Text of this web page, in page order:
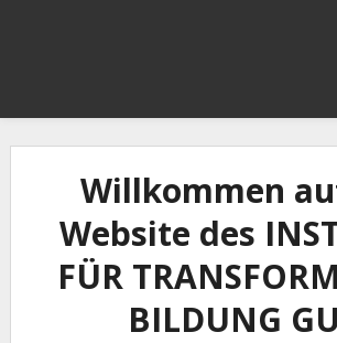
Willkommen
Website des
FÜR
BILDUNG